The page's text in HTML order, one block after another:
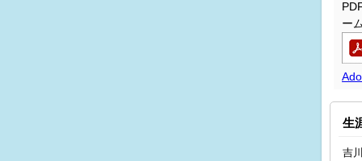
ー
生
吉